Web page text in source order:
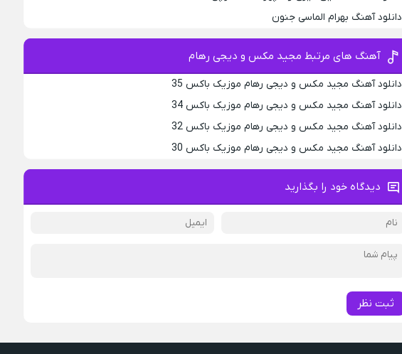
دانلود آهنگ بهرام الماسی جنون
آهنگ های مرتبط مجید مکس و دیجی رهام
دانلود آهنگ مجید مکس و دیجی رهام موزیک باکس 35
دانلود آهنگ مجید مکس و دیجی رهام موزیک باکس 34
دانلود آهنگ مجید مکس و دیجی رهام موزیک باکس 32
دانلود آهنگ مجید مکس و دیجی رهام موزیک باکس 30
دیدگاه خود را بگذارید
ثبت نظر